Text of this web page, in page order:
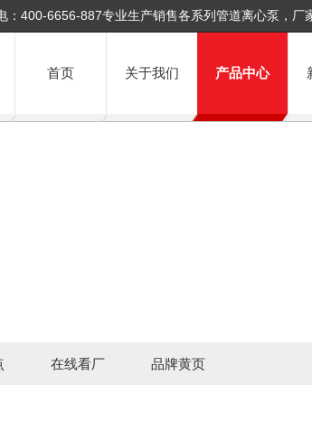
： 400-6656-887专业生产销售各系列管道离心泵，厂
首页 关于我们 产品中心
在线看厂 品牌黄页